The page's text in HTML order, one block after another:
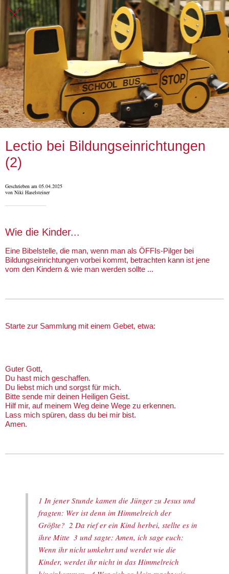
Lectio bei Bildungseinrichtungen
(2)
Geschrieben am 05.04.2025
von Niki Haselsteiner
Wie die Kinder...
Eine Bibelstelle, die man, wenn man als ÖFFIs-Pilger bei
Bildungseinrichtungen vorbei kommt, betrachten kann ist jene
vom den Kindern & wie man werden sollte ...
Starte zur Sammlung mit einem Gebet, etwa:
Guter Gott,
Du hast mich geschaffen.
Du liebst mich und sorgst für mich.
Bitte sende mir deinen Heiligen Geist.
Hilf mir, auf meinem Weg deine Wege zu erkennen.
Lass mich spüren, dass du bei mir bist.
​Amen.
1 In jener Stunde kamen die Jünger zu Jesus und
fragten: Wer ist denn im Himmelreich der
Größte? 2 Da rief er ein Kind herbei, stellte es in
ihre Mitte 3 und sagte: Amen, ich sage euch:
Wenn ihr nicht umkehrt und werdet wie die
Kinder, werdet ihr nicht in das Himmelreich